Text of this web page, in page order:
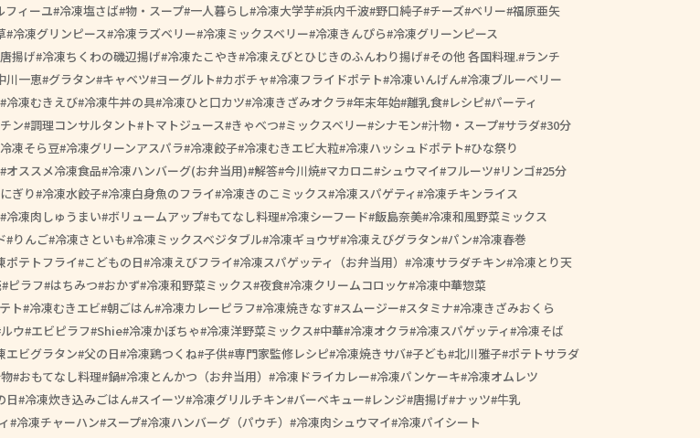
フィーユ 冷凍塩さば 物・スープ 一人暮らし 冷凍大学芋 浜内千波 野口純子 チーズ ベリー 福原亜矢
冷凍グリンピース 冷凍ラズベリー 冷凍ミックスベリー 冷凍きんぴら 冷凍グリーンピース
揚げ 冷凍ちくわの磯辺揚げ 冷凍たこやき 冷凍えびとひじきのふんわり揚げ その他 各国料理. ランチ
川一恵 グラタン キャベツ ヨーグルト カボチャ 冷凍フライドポテト 冷凍いんげん 冷凍ブルーベリー
冷凍むきえび 冷凍牛丼の具 冷凍ひと口カツ 冷凍きざみオクラ 年末年始 離乳食 レシピ パーティ
ン 調理コンサルタント トマトジュース きゃべつ ミックスベリー シナモン 汁物・スープ サラダ 30分
冷凍そら豆 冷凍グリーンアスパラ 冷凍餃子 冷凍むきエビ大粒 冷凍ハッシュドポテト ひな祭り
オススメ冷凍食品 冷凍ハンバーグ(お弁当用) 解答 今川焼 マカロニ シュウマイ フルーツ リンゴ 25分
ぎり 冷凍水餃子 冷凍白身魚のフライ 冷凍きのこミックス 冷凍スパゲティ 冷凍チキンライス
冷凍肉しゅうまい ボリュームアップ もてなし料理 冷凍シーフード 飯島奈美 冷凍和風野菜ミックス
りんご 冷凍さといも 冷凍ミックスベジタブル 冷凍ギョウザ 冷凍えびグラタン パン 冷凍春巻
ポテトフライ こどもの日 冷凍えびフライ 冷凍スパゲッティ（お弁当用） 冷凍サラダチキン 冷凍とり天
ピラフ はちみつ おかず 冷凍和野菜ミックス 夜食 冷凍クリームコロッケ 冷凍中華惣菜
ト 冷凍むきエビ 朝ごはん 冷凍カレーピラフ 冷凍焼きなす スムージー スタミナ 冷凍きざみおくら
ルウ エビピラフ Shie 冷凍かぼちゃ 冷凍洋野菜ミックス 中華 冷凍オクラ 冷凍スパゲッティ 冷凍そば
エビグラタン 父の日 冷凍鶏つくね 子供 専門家監修レシピ 冷凍焼きサバ 子ども 北川雅子 ポテトサラダ
おもてなし料理 鍋 冷凍とんかつ（お弁当用） 冷凍ドライカレー 冷凍パンケーキ 冷凍オムレツ
日 冷凍炊き込みごはん スイーツ 冷凍グリルチキン バーベキュー レンジ 唐揚げ ナッツ 牛乳
冷凍チャーハン スープ 冷凍ハンバーグ（パウチ） 冷凍肉シュウマイ 冷凍パイシート